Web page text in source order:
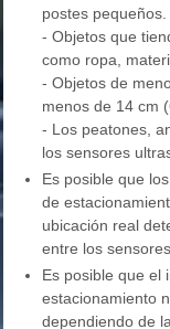
postes pequeños.
- Objetos que
como ropa,
- Objetos de
menos de 14 cm
- Los peatones,
los sensores
Es posible que
de
ubicación real
entre los sensores.
Es posible que el
estacionamiento
dependiendo de